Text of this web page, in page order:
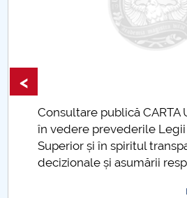
IOSUD/CSUD-Doctorate
Comisie de etica unversitară
Evenimente CUP
Accesibilitate pentru studenții
Raportul Conducerii Centrului
privind implementarea Planului
Consultare publică CARTA
în vedere prevederile
Superior și în spiritul
decizionale și asumării
<